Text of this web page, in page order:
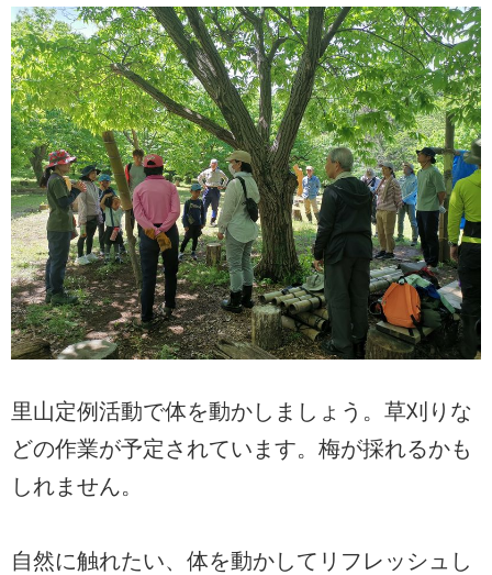
里山定例活動で体を動かしましょう。草刈りな
どの作業が予定されています。梅が採れるかも
しれません。
自然に触れたい、体を動かしてリフレッシュし